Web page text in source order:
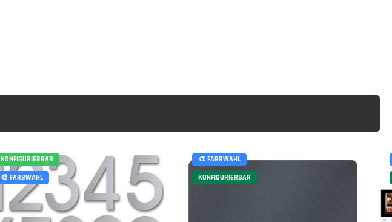
KONFIGURIERBAR
🎨 FARBWAHL
🎨 FARBWAHL
KONFIGURIERBAR